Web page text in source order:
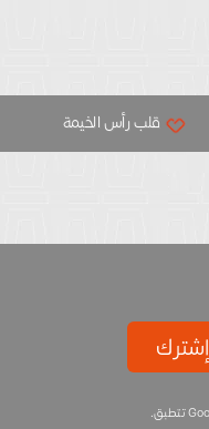
قلب رأس الخيمة
إشترك